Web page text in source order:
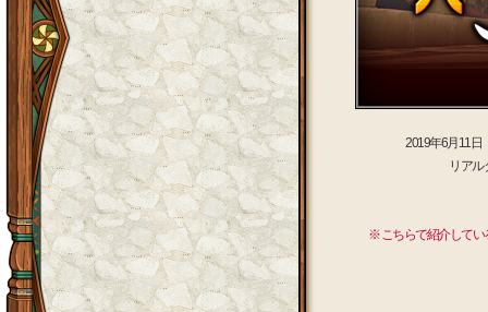
2019年6月11日
リアル
※ こちらで紹介してい